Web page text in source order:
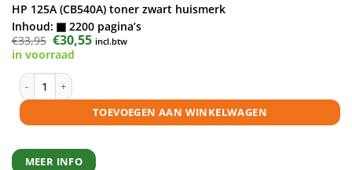
HP 125A (CB540A) toner zwart huismerk
Inhoud:
2200 pagina’s
€33,95 Oorspronkelijke
prijs
was:
€33,95.
€30,55Huidige
prijs
incl.btw
in voorraad
HP 125A (CB540A) toner zwart huismerk aantal
TOEVOEGEN AAN WINKELWAGEN
MEER INFO